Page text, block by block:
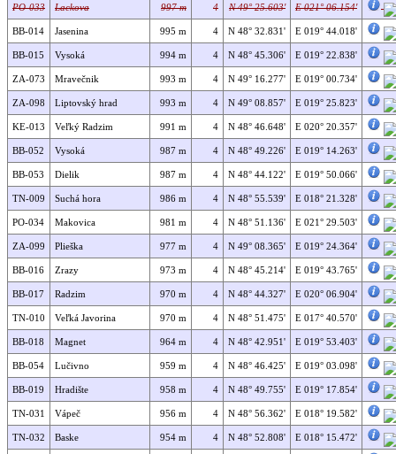
PO-033 Lackova 997 m 4 N 49° 25.603' E 021° 06.154'
BB-014 Jasenina 995 m 4 N 48° 32.831' E 019° 44.018'
BB-015 Vysoká 994 m 4 N 48° 45.306' E 019° 22.838'
ZA-073 Mravečnik 993 m 4 N 49° 16.277' E 019° 00.734'
ZA-098 Liptovský hrad 993 m 4 N 49° 08.857' E 019° 25.823'
KE-013 Veľký Radzim 991 m 4 N 48° 46.648' E 020° 20.357'
BB-052 Vysoká 987 m 4 N 48° 49.226' E 019° 14.263'
BB-053 Dielik 987 m 4 N 48° 44.122' E 019° 50.066'
TN-009 Suchá hora 986 m 4 N 48° 55.539' E 018° 21.328'
PO-034 Makovica 981 m 4 N 48° 51.136' E 021° 29.503'
ZA-099 Plieška 977 m 4 N 49° 08.365' E 019° 24.364'
BB-016 Zrazy 973 m 4 N 48° 45.214' E 019° 43.765'
BB-017 Radzim 970 m 4 N 48° 44.327' E 020° 06.904'
TN-010 Veľká Javorina 970 m 4 N 48° 51.475' E 017° 40.570'
BB-018 Magnet 964 m 4 N 48° 42.951' E 019° 53.403'
BB-054 Lučivno 959 m 4 N 48° 46.425' E 019° 03.098'
BB-019 Hradište 958 m 4 N 48° 49.755' E 019° 17.854'
TN-031 Vápeč 956 m 4 N 48° 56.362' E 018° 19.582'
TN-032 Baske 954 m 4 N 48° 52.808' E 018° 15.472'